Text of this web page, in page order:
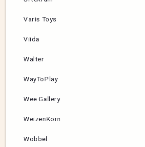
Varis Toys
Viida
Walter
WayToPlay
Wee Gallery
WeizenKorn
Wobbel